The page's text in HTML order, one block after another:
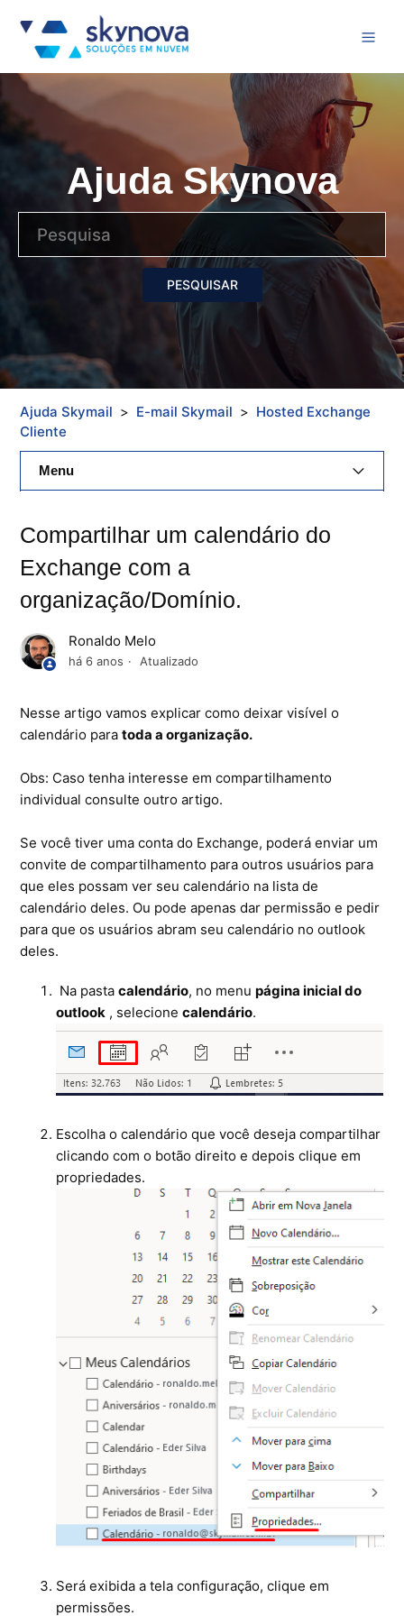
Ajuda Skynova
Ajuda Skymail E-mail Skymail
Hosted Exchange
Cliente
Menu
Cloud Skymail
Hospedagem De Sites
Painel De Controle
Skybox
Microsoft 365
Ferramentas
Segurança
Skymail Talk
Interno - CloudStack
Interno - Procedimentos Internos
Interno - Veeam
Equipe Ativação
Microsoft SQL Server
Compartilhar um calendário do
Exchange com a
organização/Domínio.
Ronaldo Melo
há 6 anos Atualizado
Nesse artigo vamos explicar como deixar visível o
calendário paratoda a organização.
Obs: Caso tenha interesse em compartilhamento
individual consulte outro artigo.
Se você tiver uma conta do Exchange, poderá enviar um
convite de compartilhamento para outros usuários para
que eles possam ver seu calendário na lista de
calendário deles. Ou pode apenas dar permissão e pedir
para que os usuários abram seu calendário no outlook
deles.
Na pastacalendário, no menupágina inicial do
outlook , selecionecalendário.
Escolha o calendário que você deseja compartilhar
clicando com o botão direito e depois clique em
propriedades.
Será exibida a tela configuração, clique em
permissões.